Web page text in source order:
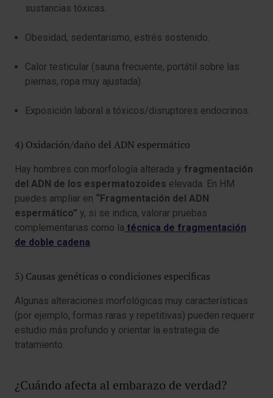
sustancias tóxicas.
Obesidad, sedentarismo, estrés sostenido.
Calor testicular (sauna frecuente, portátil sobre las
piernas, ropa muy ajustada).
Exposición laboral a tóxicos/disruptores endocrinos.
4) Oxidación/daño del ADN espermático
Hay hombres con morfología alterada y fragmentación
del ADN de los espermatozoides elevada. En HM
puedes ampliar en “Fragmentación del ADN
espermático” y, si se indica, valorar pruebas
complementarias como la técnica de fragmentación
de doble cadena.
5) Causas genéticas o condiciones específicas
Algunas alteraciones morfológicas muy características
(por ejemplo, formas raras y repetitivas) pueden requerir
estudio más profundo y orientar la estrategia de
tratamiento.
¿Cuándo afecta al embarazo de verdad?